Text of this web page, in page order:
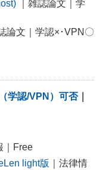
｜雑誌論文｜学
論文｜学認×･VPN〇
学認/VPN）可否｜
｜Free
light版
｜法律情